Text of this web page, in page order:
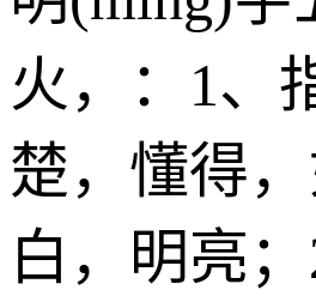
火 ，：1、
楚，懂得
白，明亮